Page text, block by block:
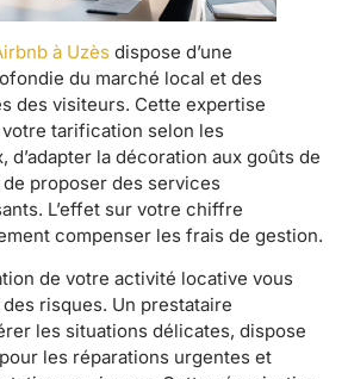
à Uzès dispose d’une
du marché local et des
des visiteurs. Cette expertise
votre tarification selon les
d’adapter la décoration aux goûts de
proposer des services
L’effet sur votre chiffre
compenser les frais de gestion.
de votre activité locative vous
risques. Un prestataire
les situations délicates, dispose
les réparations urgentes et